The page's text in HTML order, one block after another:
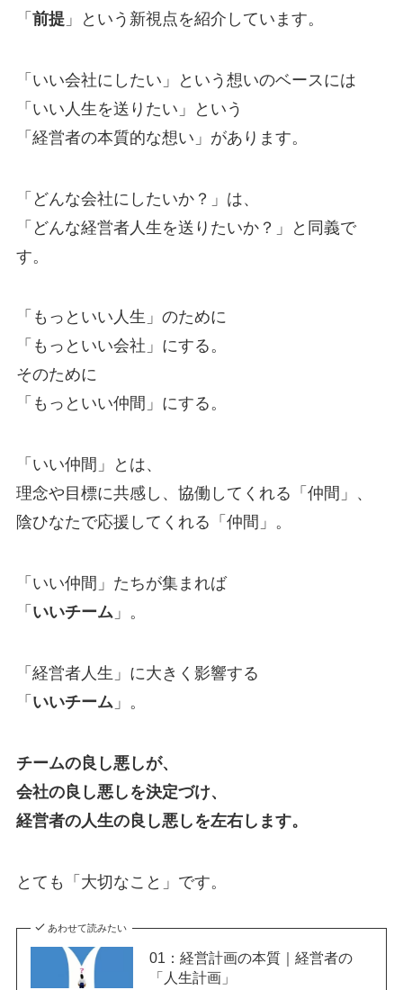
「 前提」という新視点を紹介しています。
「いい会社にしたい」という想いのベースには
「いい人生を送りたい」という
「経営者の本質的な想い」があります。
「どんな会社にしたいか？」は、
「どんな経営者人生を送りたいか？」と同義で
す。
「もっといい人生」のために
「もっといい会社」にする。
そのために
「もっといい仲間」にする。
「いい仲間」とは、
理念や目標に共感し、協働してくれる「仲間」、
陰ひなたで応援してくれる「仲間」。
「いい仲間」たちが集まれば
「 いいチーム」。
「経営者人生」に大きく影響する
「 いいチーム 」。
チームの良し悪しが、
会社の良し悪しを決定づけ、
経営者の人生の良し悪しを左右します。
とても「大切なこと」です。
あわせて読みたい
01：経営計画の本質｜経営者の
「人生計画」